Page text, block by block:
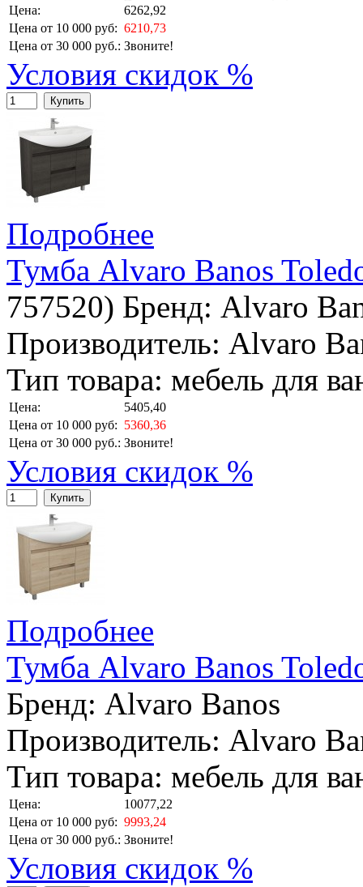
Цена:
6262,92
Цена от 10 000 руб: 6210,73
Цена от 30 000 руб.: Звоните!
Условия скидок %
Купить
Подробнее
Тумба Alvaro Banos
757520) Бренд: Alvaro
Производитель: Alvaro
Тип товара: мебель для
Цена:
5405,40
Цена от 10 000 руб: 5360,36
Цена от 30 000 руб.: Звоните!
Условия скидок %
Купить
Подробнее
Тумба Alvaro Banos
Бренд: Alvaro Banos
Производитель: Alvaro
Тип товара: мебель для
Цена:
10077,22
Цена от 10 000 руб: 9993,24
Цена от 30 000 руб.: Звоните!
Условия скидок %